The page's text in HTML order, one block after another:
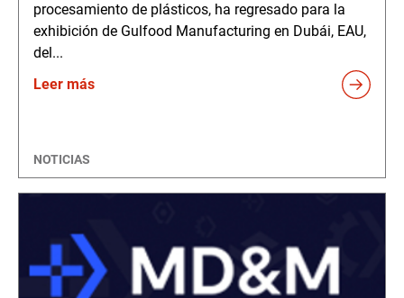
procesamiento de plásticos, ha regresado para la
exhibición de Gulfood Manufacturing en Dubái, EAU,
del...
Leer más
NOTICIAS